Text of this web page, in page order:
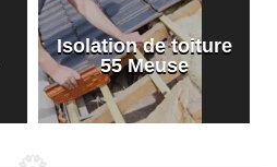
Isolation de toiture
55 Meuse